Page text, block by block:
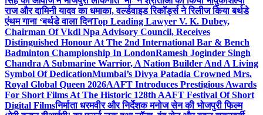
राज और दामिनी यादव का धमाका, वर्ल्डवाइड रिकॉर्ड्स ने रिलीज किया बर्थडे
एंथम गाना ‘बर्थडे वाला दिनTop Leading Lawyer V. K. Dubey,
Chairman Of Vkdl Npa Advisory Council, Receives
Distinguished Honour At The 2nd International Bar & Bench
Badminton Championship In LondonRamesh Joginder Singh
Chandra A Submarine Warrior, A Nation Builder And A Living
Symbol Of DedicationMumbai’s Divya Patadia Crowned Mrs.
Royal Global Queen 2026AAFT Introduces Prestigious Awards
For Short Films At The Historic 128th AAFT Festival Of Short
Digital Filmsनिर्माता धरमवीर और निर्देशक मनोज सेन की भोजपुरी फिल्म